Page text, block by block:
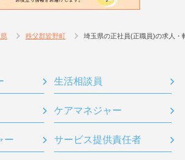
秩父郡皆野町 埼玉県の正社員(正職員)の求人・
生活相談員
ケアマネジャー
ー サービス提供責任者